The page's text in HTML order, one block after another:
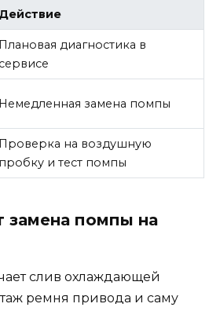
Действие
Плановая диагностика в
сервисе
Немедленная замена помпы
Проверка на воздушную
пробку и тест помпы
замена помпы на
слив охлаждающей
ремня привода и саму